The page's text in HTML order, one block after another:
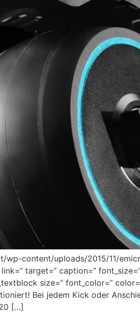
content/uploads/2015/11/
target=“ caption=“
size=“ font_color=“
Bei jedem Kick oder
[…]